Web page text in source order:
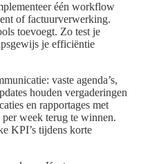
één workflow
of factuurverwerking.
toevoegt. Zo test je
je efficiëntie
vaste agenda’s,
houden vergaderingen
en rapportages met
week terug te winnen.
KPI’s tijdens korte